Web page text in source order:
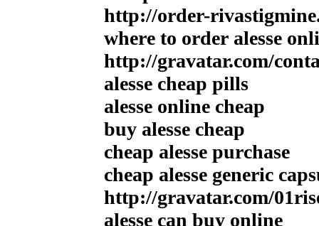
http://order-
where to order alesse
http://gravatar.com/
alesse cheap pills
alesse online cheap
buy alesse cheap
cheap alesse purchase
cheap alesse generic
http://gravatar.com/
alesse can buy online